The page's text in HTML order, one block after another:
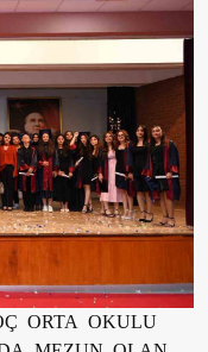
ORTA OKULU